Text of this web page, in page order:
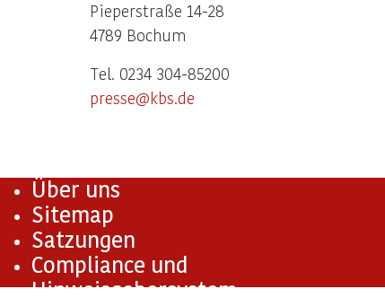
Pieperstraße 14-28
4789 Bochum
Tel. 0234 304-85200
presse@kbs.de
Über uns
Sitemap
Satzungen
Compliance und
Hinweisgebersystem